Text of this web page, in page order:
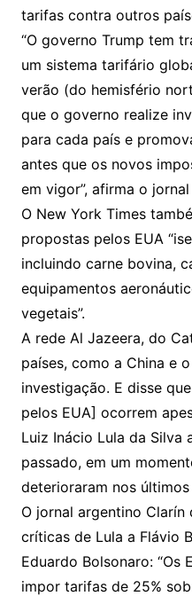
tarifas contra outros
“O governo Trump tem
um sistema tarifário
verão (do hemisfério
que o governo realize
para cada país e
antes que os novos
em vigor”, afirma o
O New York Times
propostas pelos EUA
incluindo carne bovina,
equipamentos
vegetais”.
A rede Al Jazeera, do
países, como a China e
investigação. E disse
pelos EUA] ocorrem
Luiz Inácio Lula da Silva
passado, em um
deterioraram nos últimos
O jornal argentino
críticas de Lula a Flávio
Eduardo Bolsonaro: “Os
impor tarifas de 25%